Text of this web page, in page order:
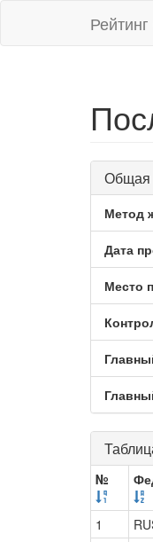
Общая
Метод
Дата
Место
№
1